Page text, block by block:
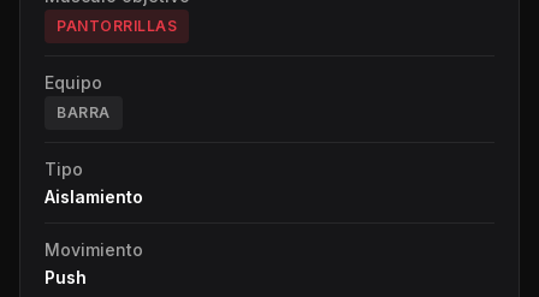
PANTORRILLAS
Equipo
BARRA
Tipo
Aislamiento
Movimiento
Push